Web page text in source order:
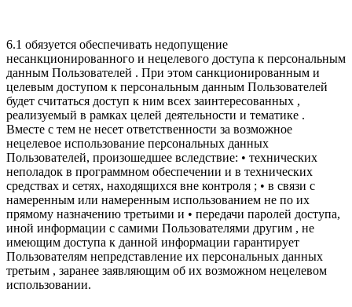
6.1 обязуется обеспечивать недопущение
несанкционированного и нецелевого доступа к персональным
данным Пользователей . При этом санкционированным и
целевым доступом к персональным данным Пользователей
будет считаться доступ к ним всех заинтересованных ,
реализуемый в рамках целей деятельности и тематике .
Вместе с тем не несет ответственности за возможное
нецелевое использование персональных данных
Пользователей, произошедшее вследствие: • технических
неполадок в программном обеспечении и в технических
средствах и сетях, находящихся вне контроля ; • в связи с
намеренным или намеренным использованием не по их
прямому назначению третьими и • передачи паролей доступа,
иной информации с самими Пользователями другим , не
имеющим доступа к данной информации гарантирует
Пользователям непредставление их персональных данных
третьим , заранее заявляющим об их возможном нецелевом
использовании.